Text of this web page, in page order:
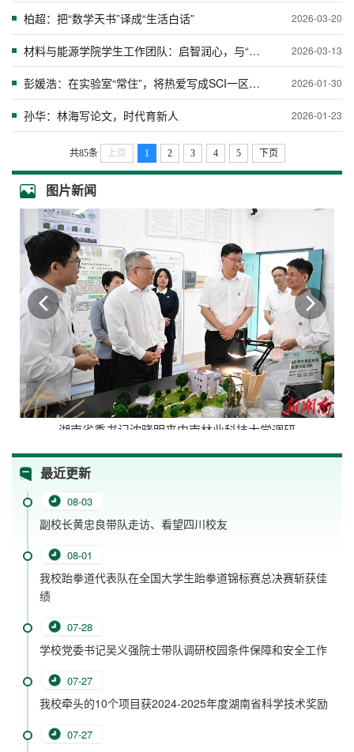
柏超：把“数学天书”译成“生活白话” 2026-03-20
材料与能源学院学生工作团队：启智润心，与“林”同行 2026-03-13
彭媛浩：在实验室“常住”，将热爱写成SCI一区论文 2026-01-30
孙华：林海写论文，时代育新人 2026-01-23
共85条 上页 1 2 3 4 5 下页
图片新闻
湖南省委书记沈晓明来中南林业科技大学调研
最近更新
08-03
副校长黄忠良带队走访、看望四川校友
08-01
我校跆拳道代表队在全国大学生跆拳道锦标赛总决赛斩获佳
绩
07-28
学校党委书记吴义强院士带队调研校园条件保障和安全工作
07-27
我校牵头的10个项目获2024-2025年度湖南省科学技术奖励
07-27